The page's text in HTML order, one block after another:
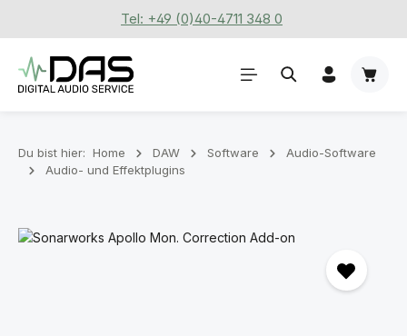
Zum Hauptinhalt springenTel: +49 (0)40-4711 348 0
Du bist hier: Home DAW Software
Audio-Software
Audio- und Effektplugins
Bildergalerie überspringen